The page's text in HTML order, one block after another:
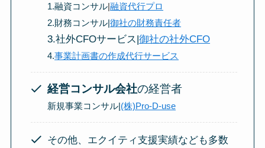
1.融資コンサル|融資代行プロ
2.財務コンサル|御社の財務責任者
3.社外CFOサービス|御社の社外CFO
4.事業計画書の作成代行サービス
経営コンサル会社の経営者
新規事業コンサル|(株)Pro-D-use
その他、エクイティ支援実績なども多数